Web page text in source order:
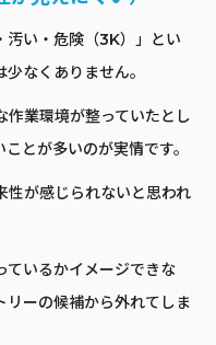
汚い・危険（3K）」とい
なくありません。
作業環境が整っていたとし
とが多いのが実情です。
性が感じられないと思われ
ているかイメージできな
ーの候補から外れてしま